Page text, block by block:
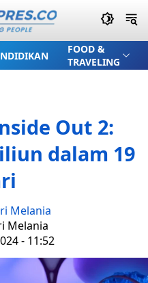
FOOD &
TRAVELING
Out 2:
dalam 19
Melania
Melania
- 11:52